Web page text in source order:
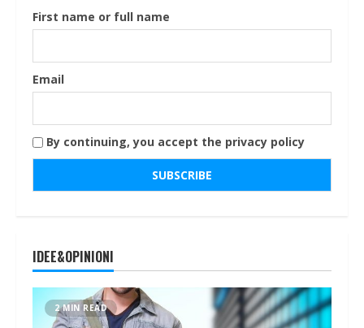
First name or full name
Email
By continuing, you accept the privacy policy
IDEE&OPINIONI
2 MIN READ